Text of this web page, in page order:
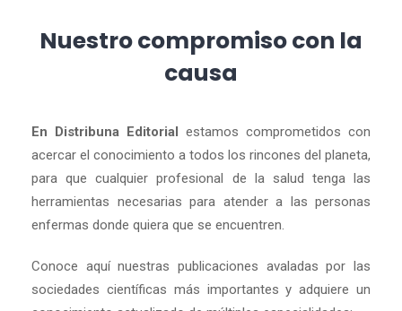
Nuestro compromiso con la
causa
En Distribuna Editorial
estamos comprometidos con
acercar el conocimiento a todos los rincones del planeta,
para que cualquier profesional de la salud tenga las
herramientas necesarias para atender a las personas
enfermas donde quiera que se encuentren.
Conoce aquí nuestras publicaciones avaladas por las
sociedades científicas más importantes y adquiere un